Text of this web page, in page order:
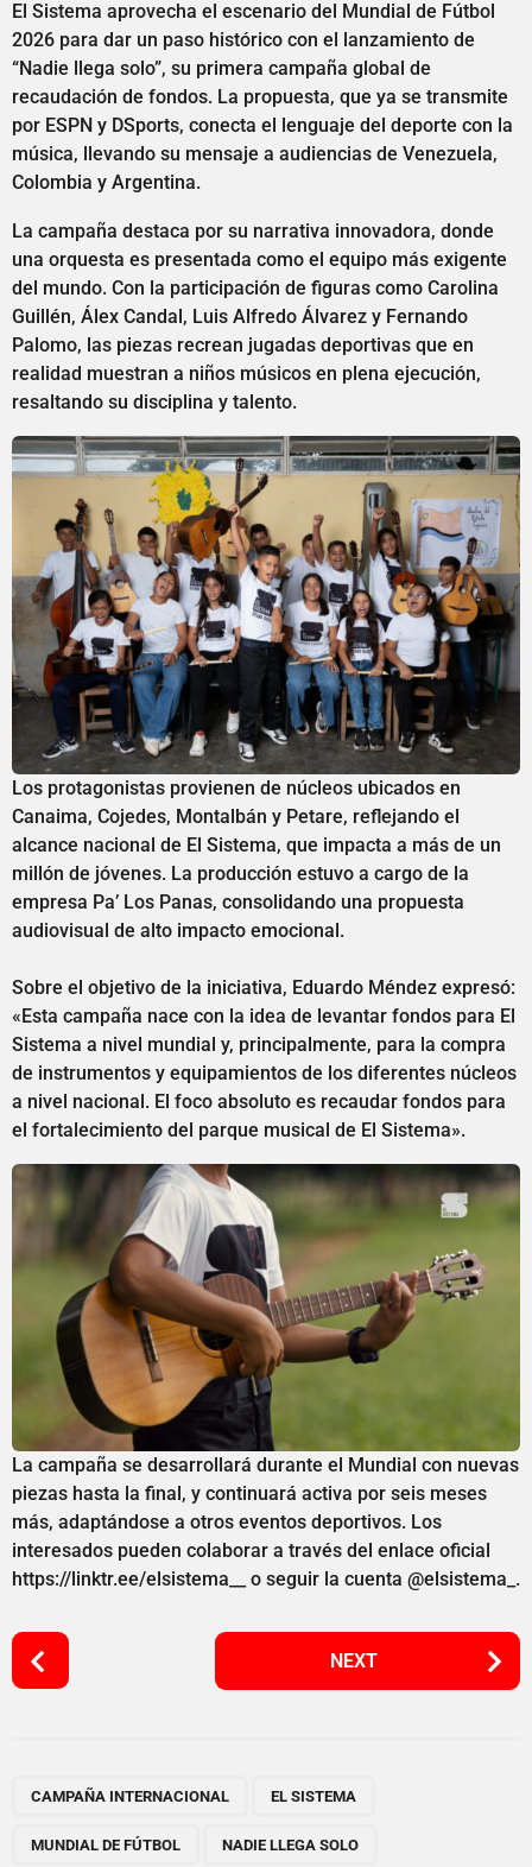
El Sistema aprovecha el escenario del Mundial de Fútbol
2026 para dar un paso histórico con el lanzamiento de
“Nadie llega solo”, su primera campaña global de
recaudación de fondos. La propuesta, que ya se transmite
por ESPN y DSports, conecta el lenguaje del deporte con la
música, llevando su mensaje a audiencias de Venezuela,
Colombia y Argentina.
La campaña destaca por su narrativa innovadora, donde
una orquesta es presentada como el equipo más exigente
del mundo. Con la participación de figuras como Carolina
Guillén, Álex Candal, Luis Alfredo Álvarez y Fernando
Palomo, las piezas recrean jugadas deportivas que en
realidad muestran a niños músicos en plena ejecución,
resaltando su disciplina y talento.
Los protagonistas provienen de núcleos ubicados en
Canaima, Cojedes, Montalbán y Petare, reflejando el
alcance nacional de El Sistema, que impacta a más de un
millón de jóvenes. La producción estuvo a cargo de la
empresa Pa’ Los Panas, consolidando una propuesta
audiovisual de alto impacto emocional.
Sobre el objetivo de la iniciativa, Eduardo Méndez expresó:
«Esta campaña nace con la idea de levantar fondos para El
Sistema a nivel mundial y, principalmente, para la compra
de instrumentos y equipamientos de los diferentes núcleos
a nivel nacional. El foco absoluto es recaudar fondos para
el fortalecimiento del parque musical de El Sistema».
La campaña se desarrollará durante el Mundial con nuevas
piezas hasta la final, y continuará activa por seis meses
más, adaptándose a otros eventos deportivos. Los
interesados pueden colaborar a través del enlace oficial
https://linktr.ee/elsistema__ o seguir la cuenta @elsistema_.
P
o
NEXT
CAMPAÑA INTERNACIONAL EL SISTEMA
MUNDIAL DE FÚTBOL NADIE LLEGA SOLO